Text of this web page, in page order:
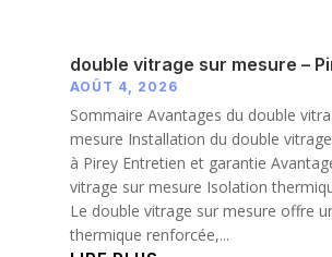
double vitrage sur mesure –
AOÛT 4, 2026
Sommaire Avantages du double
mesure Installation du double
à Pirey Entretien et garantie
vitrage sur mesure Isolation
Le double vitrage sur mesure offre
thermique renforcée,...